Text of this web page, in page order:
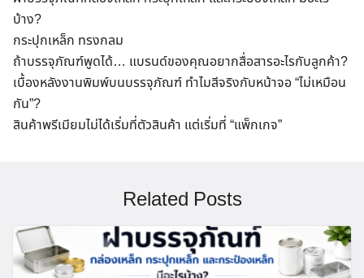
บ้าง?
กระปุกเหล็ก ทรงกลม
ถ้าบรรจุภัณฑ์พูดได้… แบรนด์ของคุณอยากสื่อสารอะไรกับลูกค้า?
เบื้องหลังงานพิมพ์บนบรรจุภัณฑ์ ทำไมสีจริงกับหน้าจอ “ไม่เหมือน
กัน”?
สินค้าพรีเมียมไม่ได้เริ่มที่ตัวสินค้า แต่เริ่มที่ “แพ็กเกจ”
Related Posts